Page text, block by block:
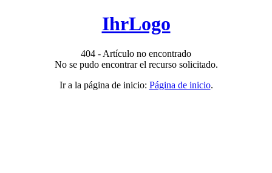
IhrLogo
404 - Artículo no encontrado
No se pudo encontrar el recurso solicitado.
Ir a la página de inicio: Página de inicio.